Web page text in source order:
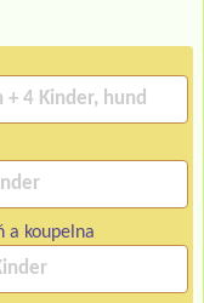
a koupelna